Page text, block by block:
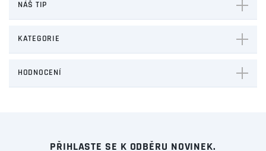
NÁŠ TIP
KATEGORIE
HODNOCENÍ
PŘIHLASTE SE K ODBĚRU NOVINEK.